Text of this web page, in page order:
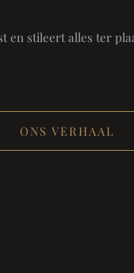
en stileert alles ter
ONS VERHAAL